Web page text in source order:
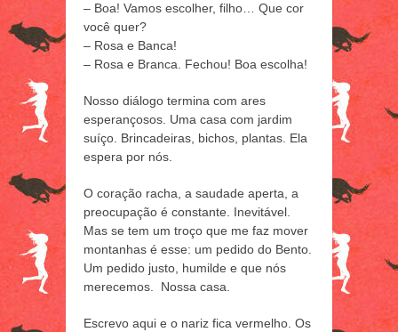
– Boa! Vamos escolher, filho… Que cor
você quer?
– Rosa e Banca!
– Rosa e Branca. Fechou! Boa escolha!
Nosso diálogo termina com ares
esperançosos. Uma casa com jardim
suíço. Brincadeiras, bichos, plantas. Ela
espera por nós.
O coração racha, a saudade aperta, a
preocupação é constante. Inevitável.
Mas se tem um troço que me faz mover
montanhas é esse: um pedido do Bento.
Um pedido justo, humilde e que nós
merecemos. Nossa casa.
Escrevo aqui e o nariz fica vermelho. Os